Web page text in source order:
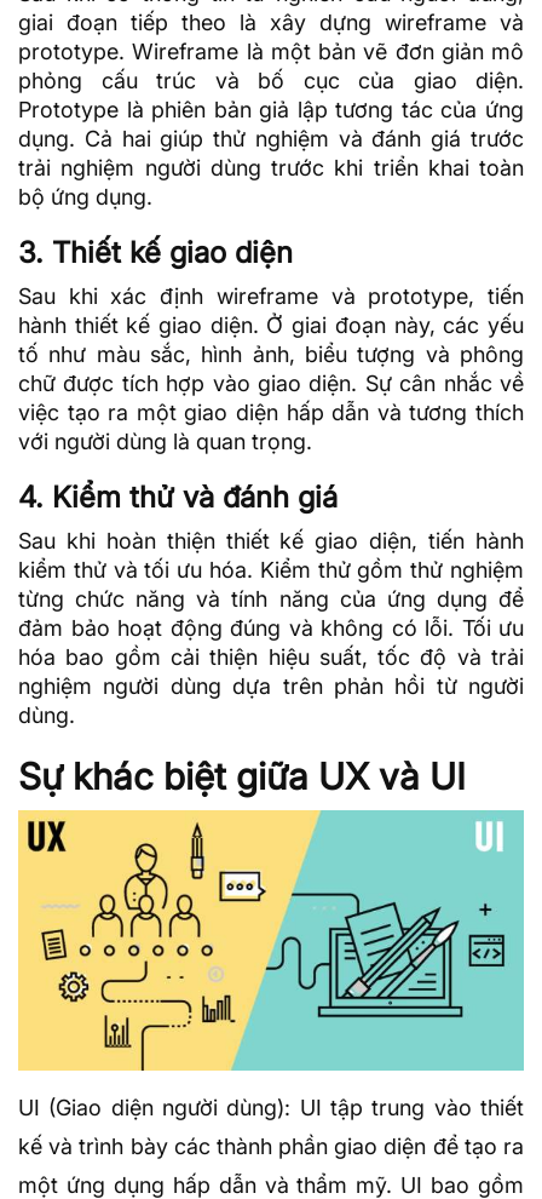
giai đoạn tiếp theo là xây dựng wireframe và
prototype. Wireframe là một bản vẽ đơn giản mô
phỏng cấu trúc và bố cục của giao diện.
Prototype là phiên bản giả lập tương tác của ứng
dụng. Cả hai giúp thử nghiệm và đánh giá trước
trải nghiệm người dùng trước khi triển khai toàn
bộ ứng dụng.
3. Thiết kế giao diện
Sau khi xác định wireframe và prototype, tiến
hành thiết kế giao diện. Ở giai đoạn này, các yếu
tố như màu sắc, hình ảnh, biểu tượng và phông
chữ được tích hợp vào giao diện. Sự cân nhắc về
việc tạo ra một giao diện hấp dẫn và tương thích
với người dùng là quan trọng.
4. Kiểm thử và đánh giá
Sau khi hoàn thiện thiết kế giao diện, tiến hành
kiểm thử và tối ưu hóa. Kiểm thử gồm thử nghiệm
từng chức năng và tính năng của ứng dụng để
đảm bảo hoạt động đúng và không có lỗi. Tối ưu
hóa bao gồm cải thiện hiệu suất, tốc độ và trải
nghiệm người dùng dựa trên phản hồi từ người
dùng.
Sự khác biệt giữa UX và UI
UI (Giao diện người dùng): UI tập trung vào thiết
kế và trình bày các thành phần giao diện để tạo ra
một ứng dụng hấp dẫn và thẩm mỹ. UI bao gồm